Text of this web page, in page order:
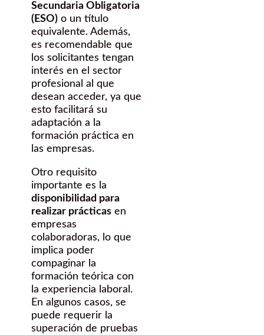
Secundaria Obligatoria
(ESO) o un título
equivalente. Además,
es recomendable que
los solicitantes tengan
interés en el sector
profesional al que
desean acceder, ya que
esto facilitará su
adaptación a la
formación práctica en
las empresas.
Otro requisito
importante es la
disponibilidad para
realizar prácticas en
empresas
colaboradoras, lo que
implica poder
compaginar la
formación teórica con
la experiencia laboral.
En algunos casos, se
puede requerir la
superación de pruebas